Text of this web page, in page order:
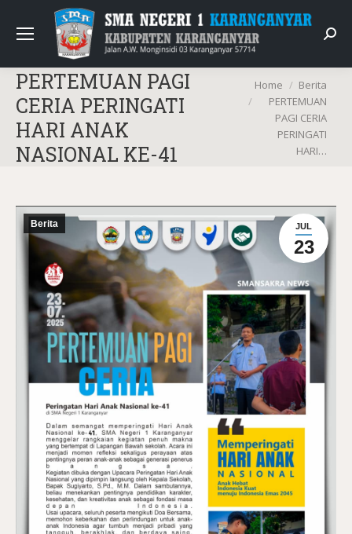
PERTEMUAN PAGI
CERIA PERINGATI
HARI ANAK
NASIONAL KE-41
You are here:
Home
Berita
PERTEMUAN
PAGI CERIA
PERINGATI
HARI…
JUL
23
Berita